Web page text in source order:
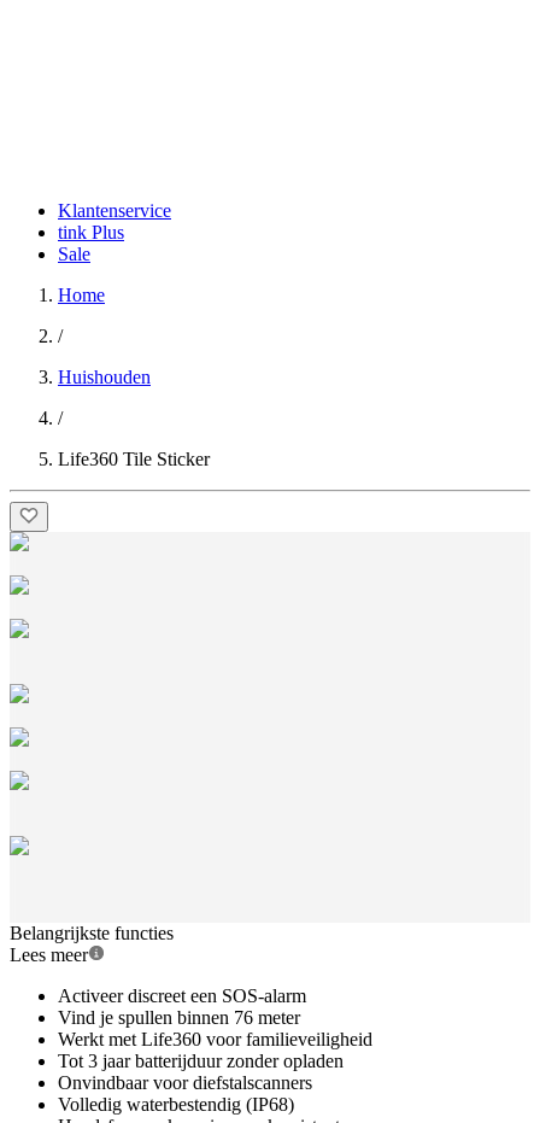
Klantenservice
tink Plus
Sale
Home
/
Huishouden
/
Life360 Tile Sticker
Belangrijkste functies
Lees meer
Activeer discreet een SOS-alarm
Vind je spullen binnen 76 meter
Werkt met Life360 voor familieveiligheid
Tot 3 jaar batterijduur zonder opladen
Onvindbaar voor diefstalscanners
Volledig waterbestendig (IP68)